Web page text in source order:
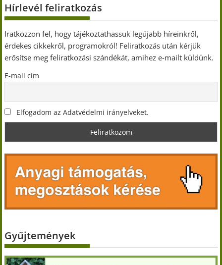
Hírlevél feliratkozás
Iratkozzon fel, hogy tájékoztathassuk legújabb híreinkről,
érdekes cikkekről, programokról! Feliratkozás után kérjük
erősítse meg feliratkozási szándékát, amihez e-mailt küldünk.
E-mail cím
Elfogadom az Adatvédelmi irányelveket.
Gyűjtemények